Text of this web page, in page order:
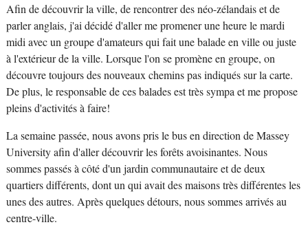
Afin de découvrir la ville, de rencontrer des néo-zélandais et de
parler anglais, j'ai décidé d'aller me promener une heure le mardi
midi avec un groupe d'amateurs qui fait une balade en ville ou juste
à l'extérieur de la ville. Lorsque l'on se promène en groupe, on
découvre toujours des nouveaux chemins pas indiqués sur la carte.
De plus, le responsable de ces balades est très sympa et me propose
pleins d'activités à faire!
La semaine passée, nous avons pris le bus en direction de Massey
University afin d'aller découvrir les forêts avoisinantes. Nous
sommes passés à côté d'un jardin communautaire et de deux
quartiers différents, dont un qui avait des maisons très différentes les
unes des autres. Après quelques détours, nous sommes arrivés au
centre-ville.